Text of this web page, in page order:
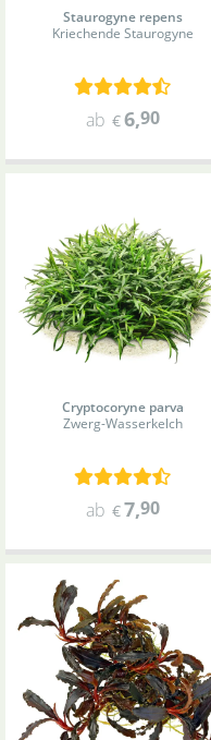
Staurogyne repens
Kriechende Staurogyne
ab €6,90
Cryptocoryne parva
Zwerg-Wasserkelch
ab €7,90